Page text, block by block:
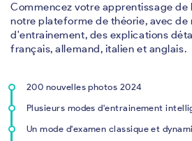
Commencez votre apprentissage de
notre plateforme de théorie, avec de
d'entrainement, des explications
français, allemand, italien et anglais.
200 nouvelles photos 2024
Plusieurs modes d'entrainement
Un mode d'examen classique et